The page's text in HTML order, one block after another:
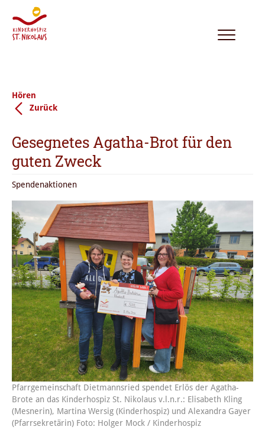
Toggle
Hören
Zurück
Gesegnetes Agatha-Brot für den
guten Zweck
Spendenaktionen
Pfarrgemeinschaft Dietmannsried spendet Erlös der Agatha-
Brote an das Kinderhospiz St. Nikolaus v.l.n.r.: Elisabeth Kling
(Mesnerin), Martina Wersig (Kinderhospiz) und Alexandra Gayer
(Pfarrsekretärin) Foto: Holger Mock / Kinderhospiz